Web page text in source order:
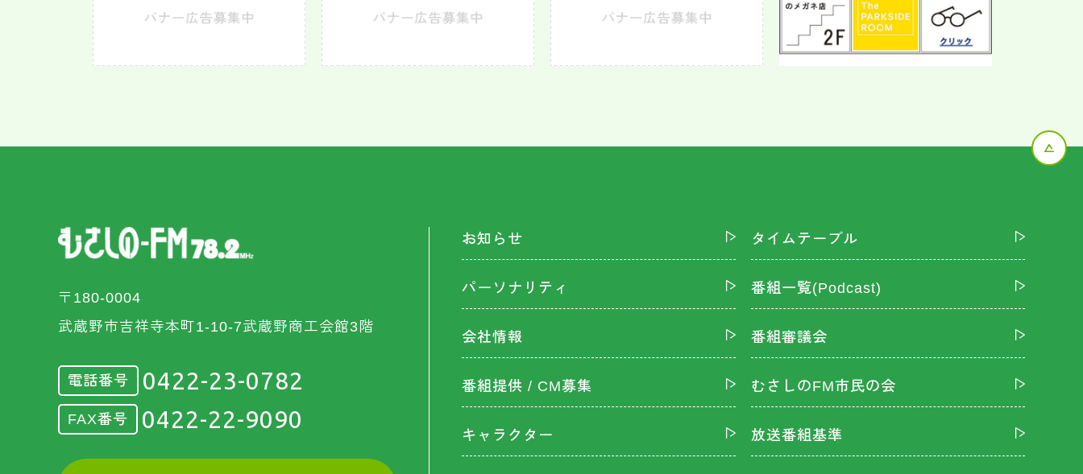
〒180-0004
武蔵野市吉祥寺本町1-10-7武蔵野商工会館3階
電話番号 0422-23-0782
FAX番号 0422-22-9090
お知らせ タイムテーブル
パーソナリティ 番組一覧(Podcast)
会社情報 番組審議会
番組提供 / CM募集 むさしのFM市民の会
キャラクター 放送番組基準